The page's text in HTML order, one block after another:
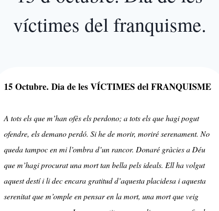
víctimes del franquisme.
15 Octubre. Dia de les VÍCTIMES del FRANQUISME
A tots els que m’han ofès els perdono; a tots els que hagi pogut
ofendre, els demano perdó. Si he de morir, moriré serenament. No
queda tampoc en mi l’ombra d’un rancor. Donaré gràcies a Déu
que m’hagi procurat una mort tan bella pels ideals. Ell ha volgut
aquest destí i li dec encara gratitud d’aquesta placidesa i aquesta
serenitat que m’omple en pensar en la mort, una mort que veig